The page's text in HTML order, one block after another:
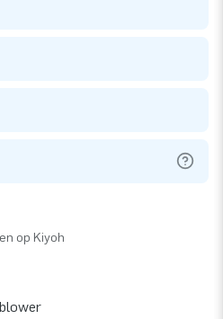
op Kiyoh